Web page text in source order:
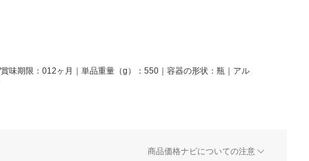
味期限：012ヶ月｜単品重量（g）：550｜容器の形状：瓶｜アル
商品価格ナビについての注意